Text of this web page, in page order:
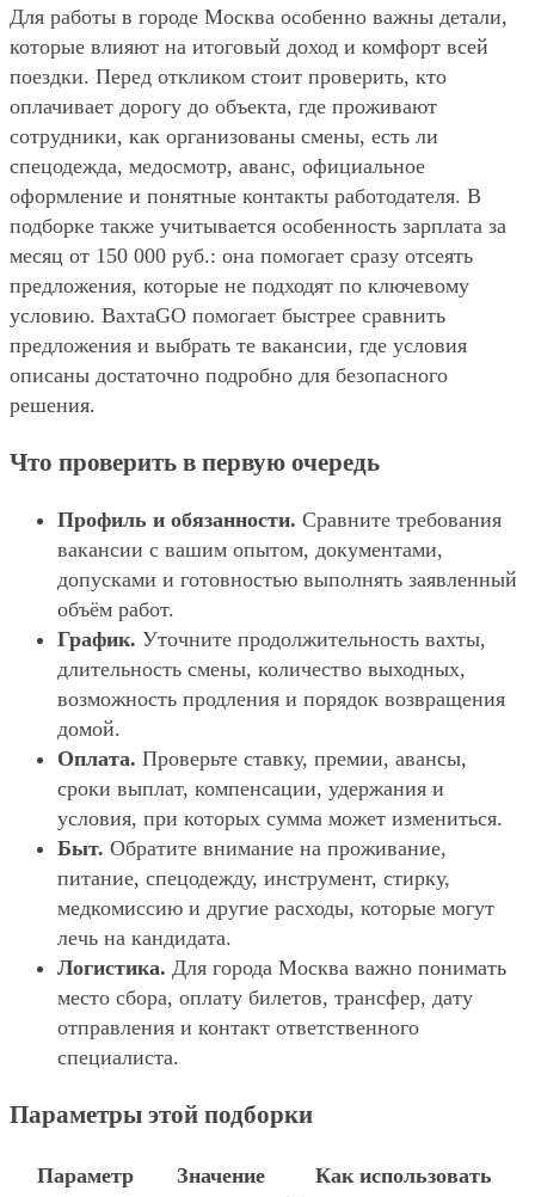
Для работы в городе Москва особенно важны детали,
которые влияют на итоговый доход и комфорт всей
поездки. Перед откликом стоит проверить, кто
оплачивает дорогу до объекта, где проживают
сотрудники, как организованы смены, есть ли
спецодежда, медосмотр, аванс, официальное
оформление и понятные контакты работодателя. В
подборке также учитывается особенность зарплата за
месяц от 150 000 руб.: она помогает сразу отсеять
предложения, которые не подходят по ключевому
условию. ВахтаGO помогает быстрее сравнить
предложения и выбрать те вакансии, где условия
описаны достаточно подробно для безопасного
решения.
Что проверить в первую очередь
Профиль и обязанности. Сравните требования
вакансии с вашим опытом, документами,
допусками и готовностью выполнять заявленный
объём работ.
График. Уточните продолжительность вахты,
длительность смены, количество выходных,
возможность продления и порядок возвращения
домой.
Оплата. Проверьте ставку, премии, авансы,
сроки выплат, компенсации, удержания и
условия, при которых сумма может измениться.
Быт. Обратите внимание на проживание,
питание, спецодежду, инструмент, стирку,
медкомиссию и другие расходы, которые могут
лечь на кандидата.
Логистика. Для города Москва важно понимать
место сбора, оплату билетов, трансфер, дату
отправления и контакт ответственного
специалиста.
Параметры этой подборки
Параметр Значение Как использовать